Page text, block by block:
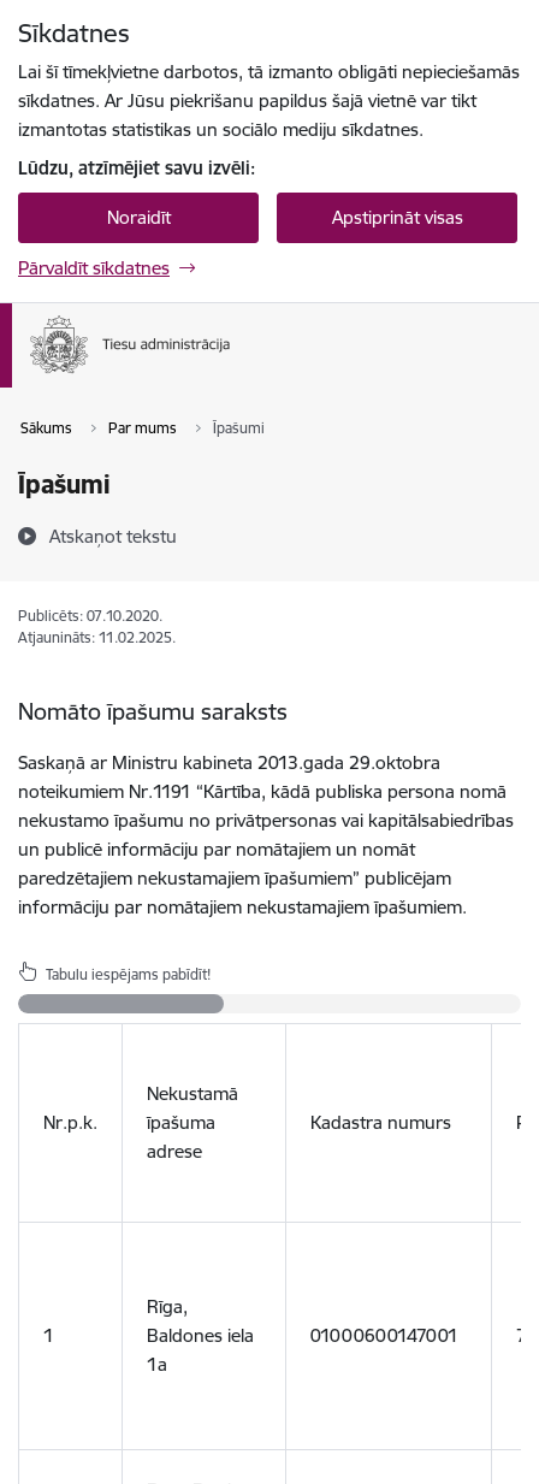
Sīkdatnes
Lai šī tīmekļvietne darbotos, tā izmanto obligāti nepieciešamās
sīkdatnes. Ar Jūsu piekrišanu papildus šajā vietnē var tikt
izmantotas statistikas un sociālo mediju sīkdatnes.
Lūdzu, atzīmējiet savu izvēli:
Noraidīt Apstiprināt visas
Pārvaldīt sīkdatnes
Sākums Par mums Īpašumi
Īpašumi
Atskaņot tekstu
Publicēts: 07.10.2020.
Atjaunināts: 11.02.2025.
Nomāto īpašumu saraksts
Saskaņā ar Ministru kabineta 2013.gada 29.oktobra
noteikumiem Nr.1191 “Kārtība, kādā publiska persona nomā
nekustamo īpašumu no privātpersonas vai kapitālsabiedrības
un publicē informāciju par nomātajiem un nomāt
paredzētajiem nekustamajiem īpašumiem” publicējam
informāciju par nomātajiem nekustamajiem īpašumiem.
Tabulu iespējams pabīdīt!
Nr.p.k.
Nekustamā
īpašuma
adrese
Kadastra numurs
1
Rīga,
Baldones iela
1a
01000600147001